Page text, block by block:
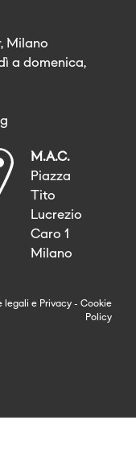
Milano
a domenica,
M.A.C.
Piazza
Tito
Lucrezio
Caro 1
Milano
legali e Privacy - Cookie
Policy